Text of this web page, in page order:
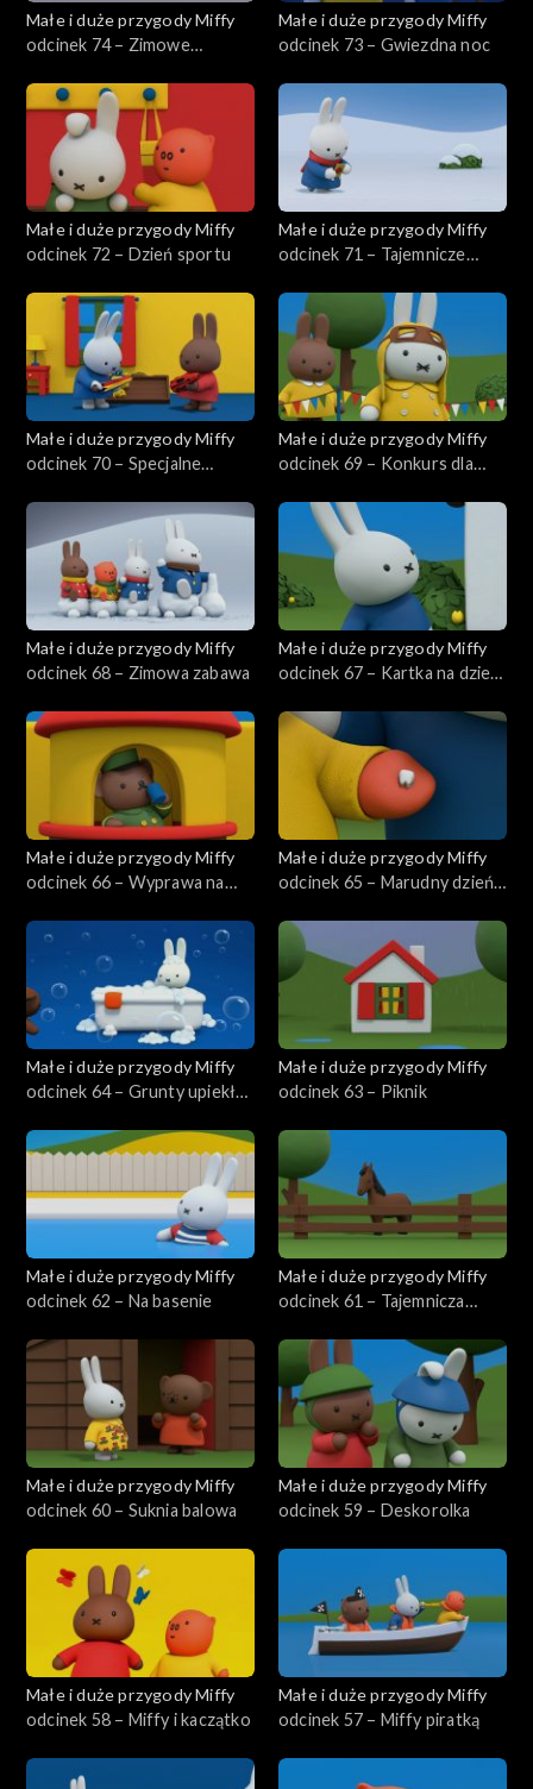
Małe i duże przygody Miffy
odcinek 74 – Zimowe
Małe i duże przygody Miffy
odcinek 73 – Gwiezdna noc
Małe i duże przygody Miffy
odcinek 72 – Dzień sportu
Małe i duże przygody Miffy
odcinek 71 – Tajemnicze
Małe i duże przygody Miffy
odcinek 70 – Specjalne
Małe i duże przygody Miffy
odcinek 69 – Konkurs dla
Małe i duże przygody Miffy
odcinek 68 – Zimowa zabawa
Małe i duże przygody Miffy
odcinek 67 – Kartka na dzień
Małe i duże przygody Miffy
odcinek 66 – Wyprawa na
Małe i duże przygody Miffy
odcinek 65 – Marudny dzień
Małe i duże przygody Miffy
odcinek 64 – Grunty upiekła
Małe i duże przygody Miffy
odcinek 63 – Piknik
Małe i duże przygody Miffy
odcinek 62 – Na basenie
Małe i duże przygody Miffy
odcinek 61 – Tajemnicza
Małe i duże przygody Miffy
odcinek 60 – Suknia balowa
Małe i duże przygody Miffy
odcinek 59 – Deskorolka
Małe i duże przygody Miffy
odcinek 58 – Miffy i kaczątko
Małe i duże przygody Miffy
odcinek 57 – Miffy piratką